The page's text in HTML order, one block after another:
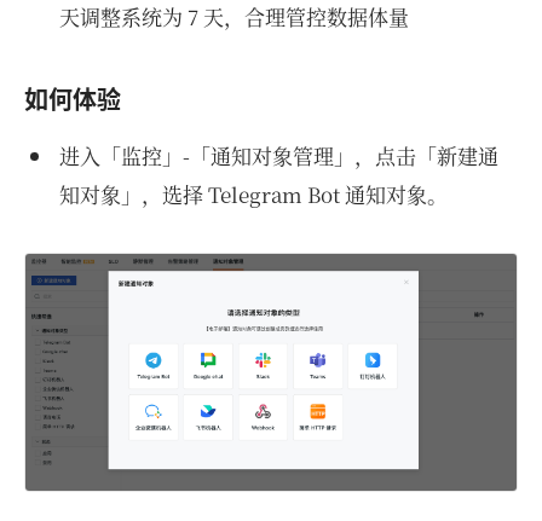
天调整系统为 7 天，合理管控数据体量
如何体验
进入「监控」-「通知对象管理」，点击「新建通
知对象」，选择 Telegram Bot 通知对象。